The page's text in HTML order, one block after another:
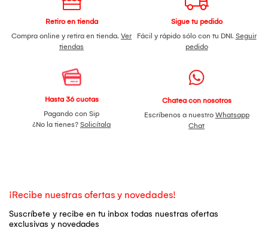
Retiro en tienda
Compra online y retira en tienda. Ver
tiendas
Sigue tu pedido
Fácil y rápido sólo con tu DNI. Seguir
pedido
Hasta 36 cuotas
Pagando con Sip
¿No la tienes? Solicítala
Chatea con nosotros
Escríbenos a nuestro Whatsapp
Chat
¡Recibe nuestras ofertas y novedades!
Suscríbete y recibe en tu inbox todas nuestras ofertas
exclusivas y novedades